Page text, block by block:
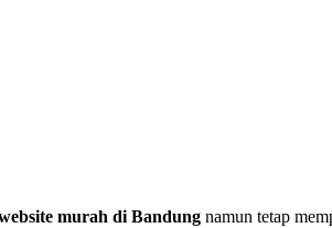
murah di Bandung namun tetap